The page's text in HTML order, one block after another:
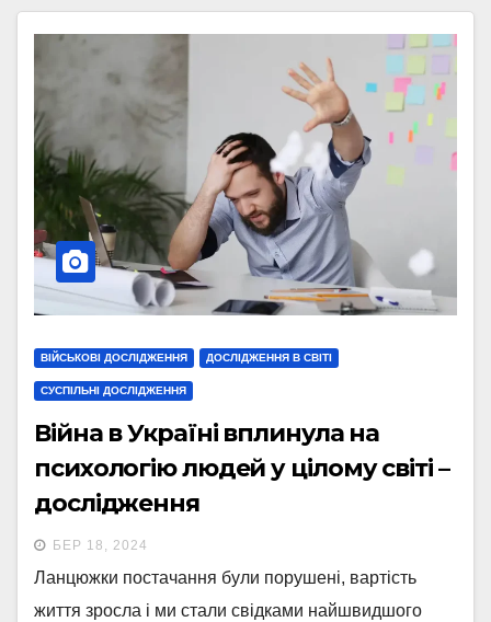
ВІЙСЬКОВІ ДОСЛІДЖЕННЯ ДОСЛІДЖЕННЯ В СВІТІ
СУСПІЛЬНІ ДОСЛІДЖЕННЯ
Війна в Україні вплинула на
психологію людей у цілому світі –
дослідження
БЕР 18, 2024
Ланцюжки постачання були порушені, вартість
життя зросла і ми стали свідками найшвидшого